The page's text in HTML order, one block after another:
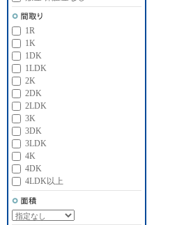
1R
1K
1DK
1LDK
2K
2DK
2LDK
3K
3DK
3LDK
4K
4DK
4LDK以上